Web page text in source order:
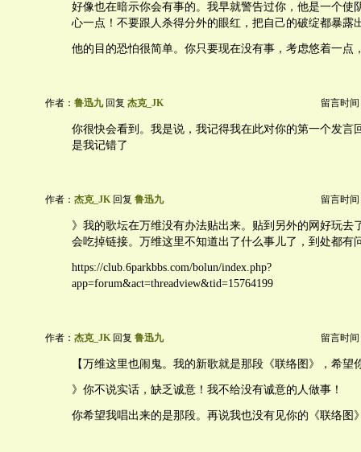
好像也在暗示你会有事的。我早就警告过你，他是一个使
心一点！不要跟人杀得分外的眼红，把自己的破绽都暴露
他的目的恐怕很简单。你只要现在没有事，考虑悠着一点
作者： 鲁迅九回复 杰克_JK 留言时间
你很快会看到。我是说，我记得我在此对你的第一个发言
是我记错了
作者： 杰克_JK 回复 鲁迅九 留言时间
》我的歌坛在万维没有办法贴出来。贴到另外的网好玩去
会吃掉链接。万维这里不知道出了什么事儿了，到处都有
https://club.6parkbbs.com/bolun/index.php?
app=forum&act=threadview&tid=15764199
作者： 杰克_JK 回复 鲁迅九 留言时间
【万维这里也闹鬼。我的新歌就是那段《联络图》，希望
》你不说实话，缺乏诚意！我不给没有诚意的人做事！
你希望我唱出来的是那段。再说我也没有见你的《联络图